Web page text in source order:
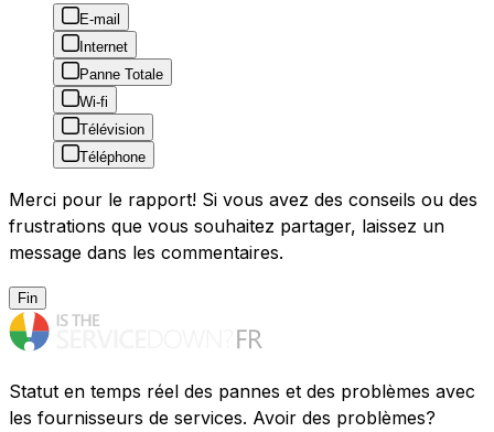
E-mail
Internet
Panne Totale
Wi-fi
Télévision
Téléphone
Merci pour le rapport! Si vous avez des conseils ou des
frustrations que vous souhaitez partager, laissez un
message dans les commentaires.
Fin
Statut en temps réel des pannes et des problèmes avec
les fournisseurs de services. Avoir des problèmes?